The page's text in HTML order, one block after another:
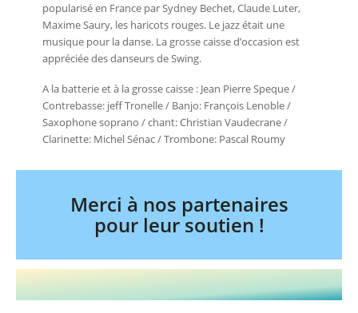
popularisé en France par Sydney Bechet, Claude Luter,
Maxime Saury, les haricots rouges. Le jazz était une
musique pour la danse. La grosse caisse d’occasion est
appréciée des danseurs de Swing.
A la batterie et à la grosse caisse : Jean Pierre Speque /
Contrebasse: jeff Tronelle / Banjo: François Lenoble /
Saxophone soprano / chant: Christian Vaudecrane /
Clarinette: Michel Sénac / Trombone: Pascal Roumy
Merci à nos partenaires
pour leur soutien !